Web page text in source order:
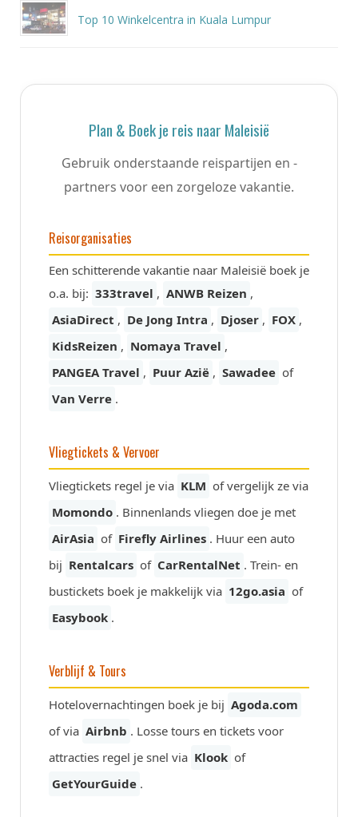
Top 10 Winkelcentra in Kuala Lumpur
Plan & Boek je reis naar Maleisië
Gebruik onderstaande reispartijen en -
partners voor een zorgeloze vakantie.
Reisorganisaties
Een schitterende vakantie naar Maleisië boek je
o.a. bij: 333travel , ANWB Reizen ,
AsiaDirect , De Jong Intra , Djoser , FOX ,
KidsReizen , Nomaya Travel ,
PANGEA Travel , Puur Azië , Sawadee of
Van Verre .
Vliegtickets & Vervoer
Vliegtickets regel je via KLM of vergelijk ze via
Momondo . Binnenlands vliegen doe je met
AirAsia of Firefly Airlines . Huur een auto
bij Rentalcars of CarRentalNet . Trein- en
bustickets boek je makkelijk via 12go.asia of
Easybook .
Verblijf & Tours
Hotelovernachtingen boek je bij Agoda.com
of via Airbnb . Losse tours en tickets voor
attracties regel je snel via Klook of
GetYourGuide .